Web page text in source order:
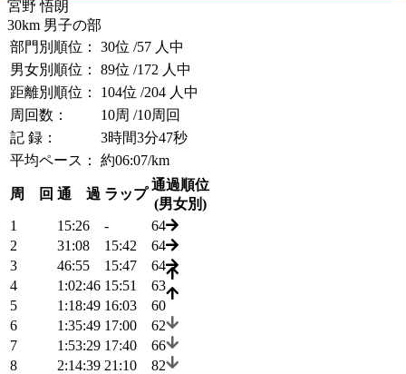
宮野 悟朗
30km 男子の部
部門別順位：
30位 /57 人中
男女別順位：
89位 /172 人中
距離別順位：
104位 /204 人中
周回数：
10周 /10周回
記 録：
3時間3分47秒
平均ペース：
約06:07/km
周 回 通 過 ラップ
通過順位
(男女別)
1
15:26 -
64
2
31:08 15:42
64
3
46:55 15:47
64
4
1:02:46 15:51
63
5
1:18:49 16:03
60
6
1:35:49 17:00
62
7
1:53:29 17:40
66
8
2:14:39 21:10
82